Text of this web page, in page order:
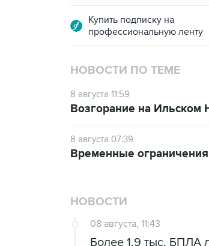
Купить подписку на
профессиональную ленту
НОВОСТИ ПО ТЕМЕ
8 августа 11:59
Возгорание на
8 августа 07:39
Временные
НОВОСТИ
08 августа, 11:43
Более 1,9 тыс. БПЛА